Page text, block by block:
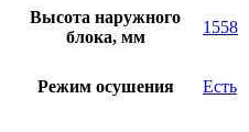
Высота наружного
блока, мм
1558
Режим осушения Есть